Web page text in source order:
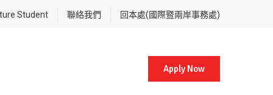
Student 聯絡我們 回本處(國際暨兩岸事務處)
Apply Now